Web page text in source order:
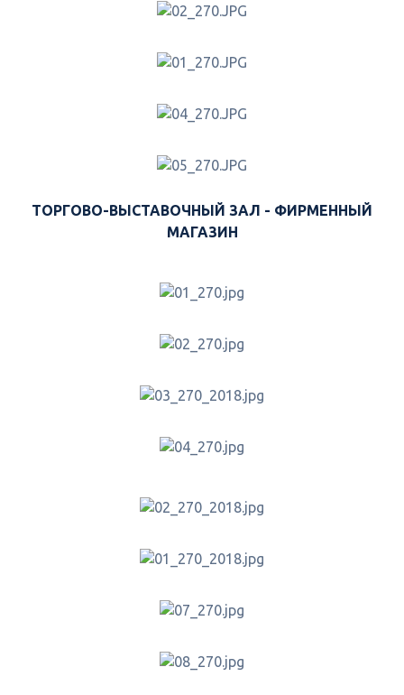
ТОРГОВО-ВЫСТАВОЧНЫЙ ЗАЛ - ФИРМЕННЫЙ
МАГАЗИН